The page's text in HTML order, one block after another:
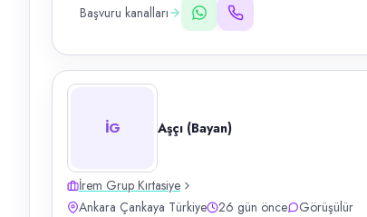
Başvuru kanalları
İG Aşçı (Bayan)
İrem Grup Kırtasiye
Ankara Çankaya Türkiye
26 gün önce Görüşülür